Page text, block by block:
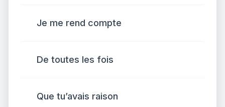
Je me rend compte
De toutes les fois
Que tu’avais raison